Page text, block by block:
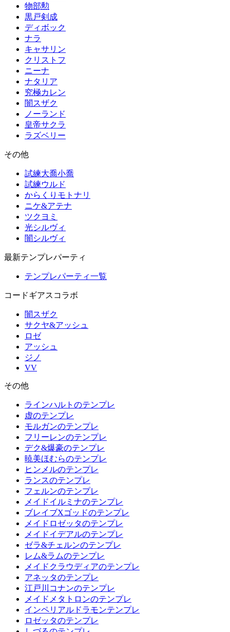
物部勲
黒戸剣成
ディボック
ナラ
キャサリン
クリストフ
ニーナ
ナタリア
究極カレン
闇スザク
ノーランド
皇帝サクラ
ラズベリー
その他
試練大喬小喬
試練ウルド
からくりモトナリ
ニケ&アテナ
ツクヨミ
光シルヴィ
闇シルヴィ
最新テンプレパーティ
テンプレパーティ一覧
コードギアスコラボ
闇スザク
サクヤ&アッシュ
ロゼ
アッシュ
ジノ
VV
その他
ラインハルトのテンプレ
虚のテンプレ
モルガンのテンプレ
フリーレンのテンプレ
デク&爆豪のテンプレ
暁美ほむらのテンプレ
ヒンメルのテンプレ
ランスのテンプレ
フェルンのテンプレ
メイドイルミナのテンプレ
ブレイブXゴッドのテンプレ
メイドロゼッタのテンプレ
メイドイデアルのテンプレ
ゼラ&チェルンのテンプレ
レム&ラムのテンプレ
メイドクラウディアのテンプレ
アネッタのテンプレ
江戸川コナンのテンプレ
メイドメタトロンのテンプレ
インペリアルドラモンテンプレ
ロゼッタのテンプレ